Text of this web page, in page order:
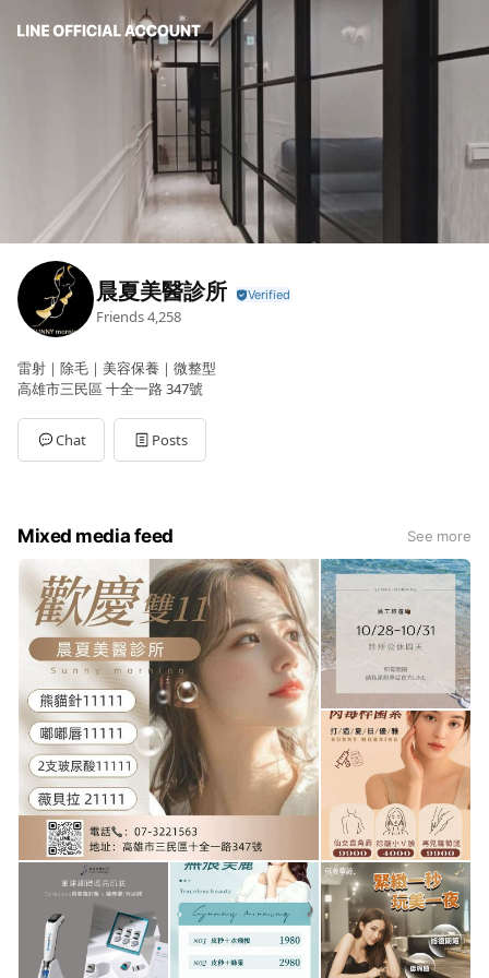
晨夏美醫診所
Friends4,258
雷射｜除毛｜美容保養｜微整型
高雄市三民區 十全一路 347號
Chat Posts
Mixed media feed See more